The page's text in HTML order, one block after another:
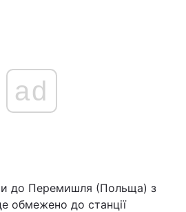
Політика
ad
до Перемишля (Польща) з
обмежено до станції